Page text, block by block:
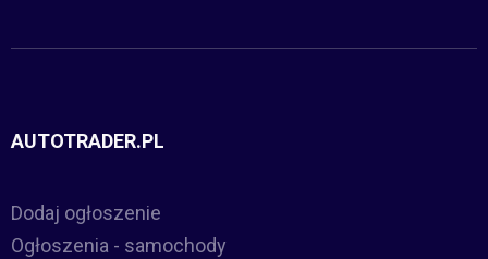
AUTOTRADER.PL
Dodaj ogłoszenie
Ogłoszenia - samochody